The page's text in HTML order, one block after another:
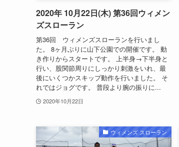
2020年 10月22日(木) 第36回ウィメン
ズスローラン
第36回 ウィメンズスローランを行いまし
た。 8ヶ月ぶりに山下公園での開催です。 動
き作りからスタートです。 上半身→下半身と
行い、股関節周りにしっかり刺激をいれ、最
後にいくつかスキップ動作を行いました。 そ
れではジョグです。 普段より腕の振りに...
2020年10月22日
ウィメンズ スローラン